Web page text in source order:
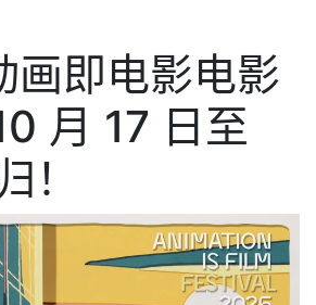
画即电影电影
月 17 日至
！